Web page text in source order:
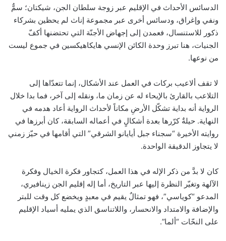
الدسائس الأحداث في الإقليم عبر زوجة سلطان الجن، شيكتان؛ سمٌّ
ونفي وإغراق، ودسائس أخرى عبر مجموعة إناث لم يحظين بشركاء
ذكور للاستنسال، فعمدن إلى إجهاض الأجنّة التي تحتضنها أكفّ
الجنيات، هنا تبرز وحدة الكائن الإنسي هايكاهيكسين في جموع ليست
من نوعها.
لا تقف ألاعيب بركات في العمل عند الأشكال، إنما تتعدّاها إلى
التلاعب بالقارئ بالإيحاء له عن زمان ما، ونقله إلى آخر، فما بدا خلال
الرواية أنه بداية تشكّل الأرضِ مكاناً لأحداث الرواية أعاد هدمه في
النهاية. حيلةٌ كرّرها بعدة أشكالٍ في أعماله السابقة، كان أبرزها في
روايته الأخيرة “سجناء جبل أيايانو الشرقي” التي أقامها في حيّز زمني
لا يتجاوز الدقيقة الواحدة.
كان لا بدَّ من ذكر الإله في هذا العمل، كتجاور فكرة الخيال وفكرة
الآلهة وتغيّر النظرة إليها عبر التاريخ، أما إله إقليم الجن زينافيري،
المدعو “كوياسي”، فهو تمثالٌ يقيم في معبدٍ ويخضع كل وقت للبتر
والإضافة والامتداد والانحسار، واللاتناسق الذي يمليه أسياد الإقليم
على النحّات “ألما”.